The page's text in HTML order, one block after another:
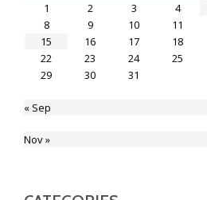
1
2 3 4
8
9 10 11
15
16 17 18
22
23 24 25
29
30 31
« Sep
Nov »